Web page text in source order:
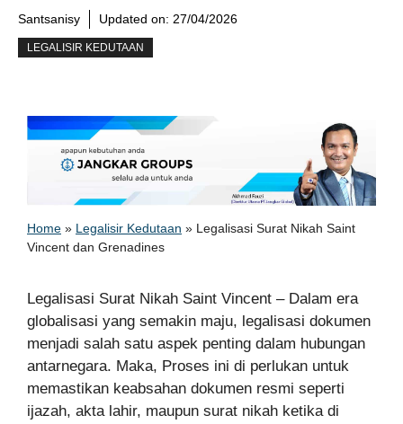
Santsanisy Updated on: 27/04/2026
LEGALISIR KEDUTAAN
Home » Legalisir Kedutaan » Legalisasi Surat Nikah Saint
Vincent dan Grenadines
Legalisasi Surat Nikah Saint Vincent – Dalam era
globalisasi yang semakin maju, legalisasi dokumen
menjadi salah satu aspek penting dalam hubungan
antarnegara. Maka, Proses ini di perlukan untuk
memastikan keabsahan dokumen resmi seperti
ijazah, akta lahir, maupun surat nikah ketika di